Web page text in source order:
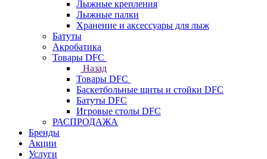
Лыжные крепления
Лыжные палки
Хранение и аксессуары для лыж
Батуты
Акробатика
Товары DFC
Назад
Товары DFC
Баскетбольные щиты и стойки DFC
Батуты DFC
Игровые столы DFC
РАСПРОДАЖА
Бренды
Акции
Услуги